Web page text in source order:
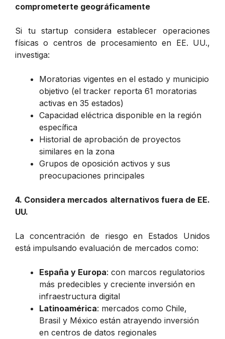
comprometerte geográficamente
Si tu startup considera establecer operaciones
físicas o centros de procesamiento en EE. UU.,
investiga:
Moratorias vigentes en el estado y municipio
objetivo (el tracker reporta 61 moratorias
activas en 35 estados)
Capacidad eléctrica disponible en la región
específica
Historial de aprobación de proyectos
similares en la zona
Grupos de oposición activos y sus
preocupaciones principales
4. Considera mercados alternativos fuera de EE.
UU.
La concentración de riesgo en Estados Unidos
está impulsando evaluación de mercados como:
España y Europa: con marcos regulatorios
más predecibles y creciente inversión en
infraestructura digital
Latinoamérica: mercados como Chile,
Brasil y México están atrayendo inversión
en centros de datos regionales